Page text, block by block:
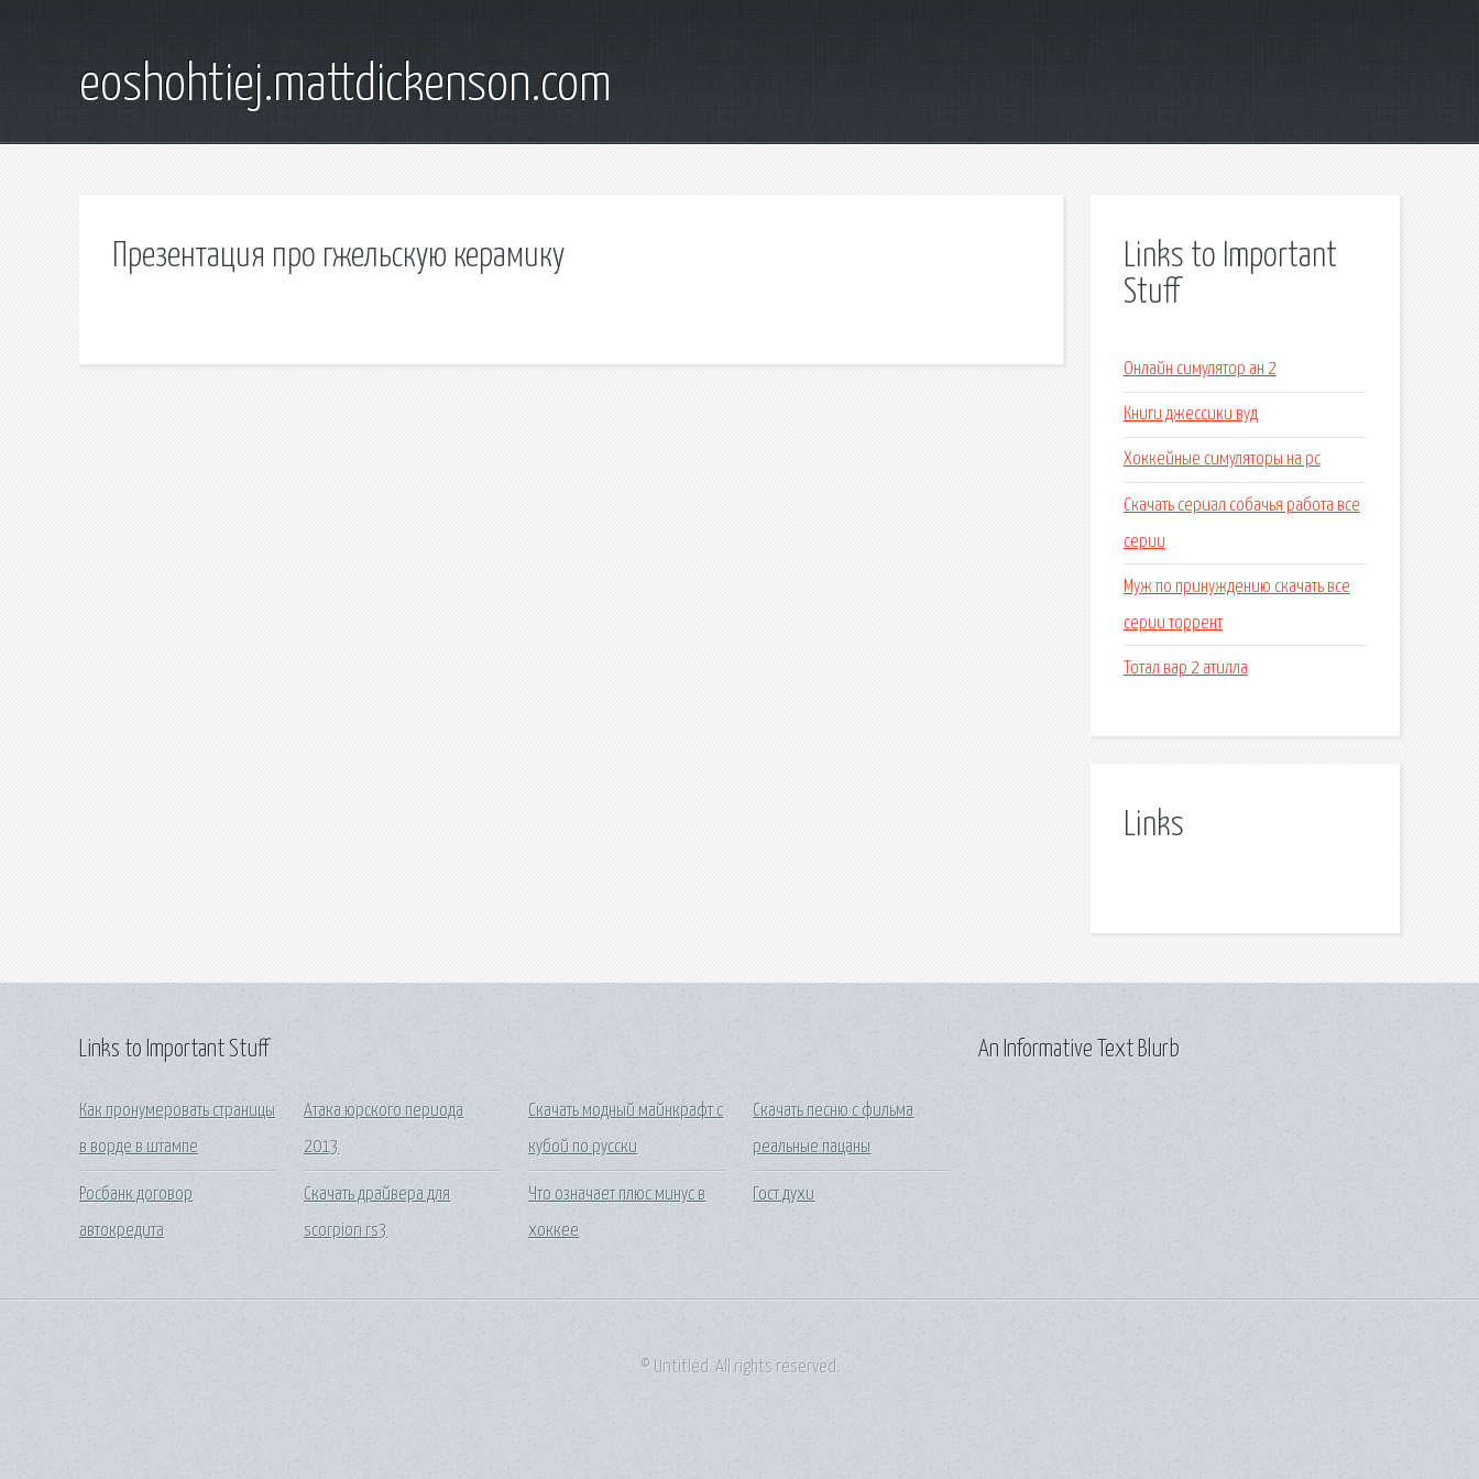
eoshohtiej.mattdickenson.com
Презентация про гжельскую керамику
Links to Important
Stuff
Онлайн симулятор ан 2
Книги джессики вуд
Хоккейные симуляторы на pc
Скачать сериал собачья работа все
серии
Муж по принуждению скачать все
серии торрент
Тотал вар 2 атилла
Links
Links to Important Stuff
Как пронумеровать страницы
в ворде в штампе
Росбанк договор
автокредита
Атака юрского периода
2013
Скачать драйвера для
scorpion rs3
Скачать модный майнкрафт с
кубой по русски
Что означает плюс минус в
хоккее
Скачать песню с фильма
реальные пацаны
Гост духи
An Informative Text Blurb
© Untitled. All rights reserved.